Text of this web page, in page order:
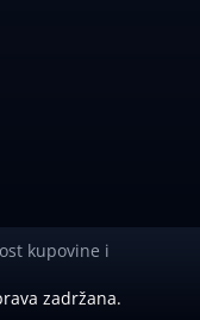
zadržana.
kupovine i